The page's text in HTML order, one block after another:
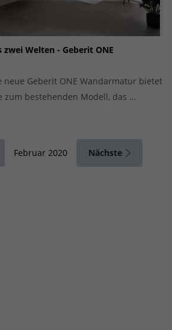
Welten - Geberit ONE
neue Geberit ONE Wandarmatur bietet
zum bestehenden Modell, das …
Februar 2020 Nächste